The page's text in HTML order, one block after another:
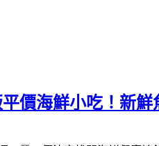
價海鮮小吃！新鮮